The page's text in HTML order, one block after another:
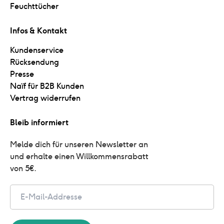
Feuchttücher
Infos & Kontakt
Kundenservice
Rücksendung
Presse
Naïf für B2B Kunden
Vertrag widerrufen
Bleib informiert
Melde dich für unseren Newsletter an
und erhalte einen Willkommensrabatt
von 5€.
Email